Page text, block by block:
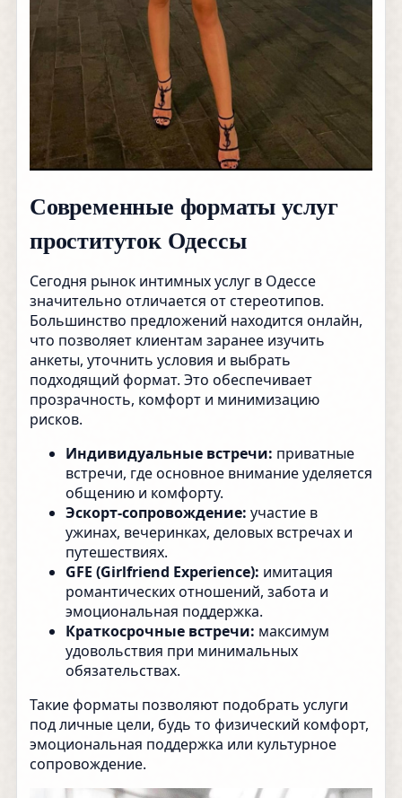
Современные форматы услуг
проституток Одессы
Сегодня рынок интимных услуг в Одессе
значительно отличается от стереотипов.
Большинство предложений находится онлайн,
что позволяет клиентам заранее изучить
анкеты, уточнить условия и выбрать
подходящий формат. Это обеспечивает
прозрачность, комфорт и минимизацию
рисков.
Индивидуальные встречи: приватные
встречи, где основное внимание уделяется
общению и комфорту.
Эскорт-сопровождение: участие в
ужинах, вечеринках, деловых встречах и
путешествиях.
GFE (Girlfriend Experience): имитация
романтических отношений, забота и
эмоциональная поддержка.
Краткосрочные встречи: максимум
удовольствия при минимальных
обязательствах.
Такие форматы позволяют подобрать услуги
под личные цели, будь то физический комфорт,
эмоциональная поддержка или культурное
сопровождение.